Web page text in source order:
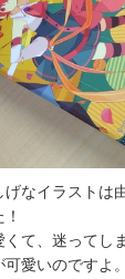
げなイラストは
くて、迷ってし
愛いのですよ